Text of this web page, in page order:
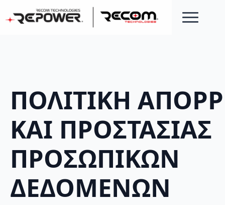
ΠΟΛΙΤΙΚΗ A
ΚΑΙ ΠΡΟΣΤΑΣΙΑΣ
ΠΡΟΣΩΠΙΚΩΝ
ΔΕΔΟΜΕΝΩΝ